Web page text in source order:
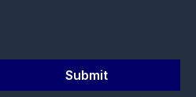
Submit